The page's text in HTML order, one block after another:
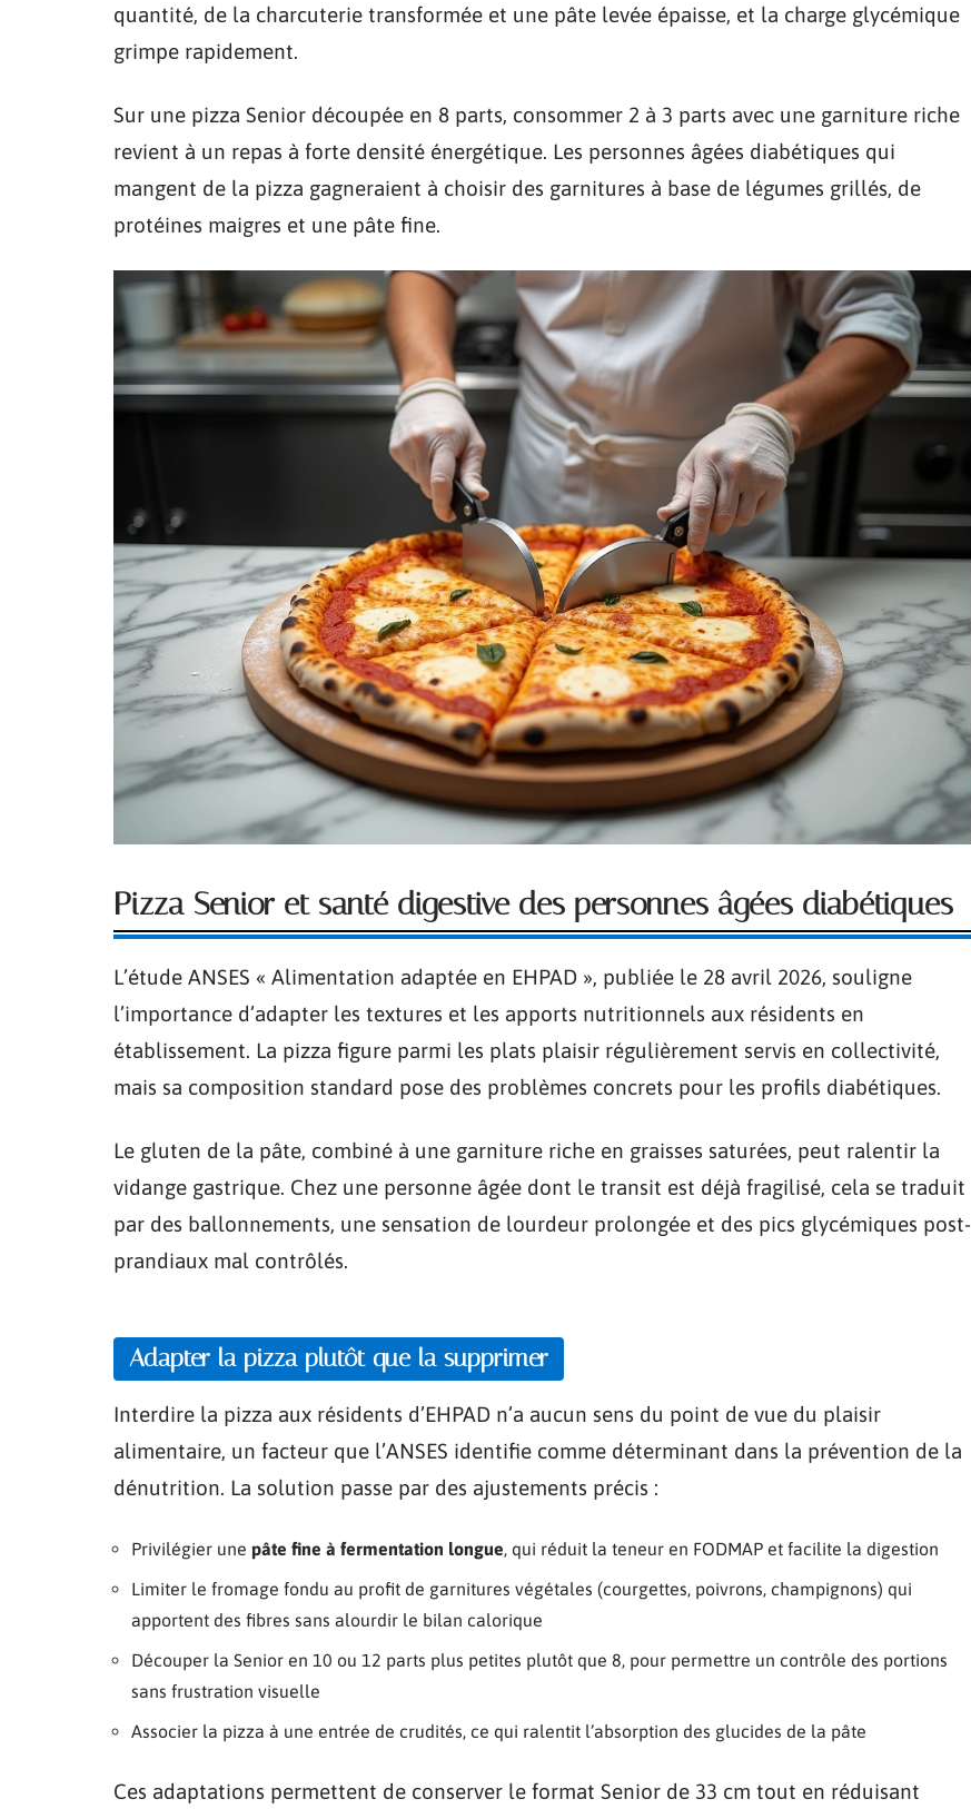
quantité, de la charcuterie transformée et une pâte levée épaisse, et la charge glycémique
grimpe rapidement.
Sur une pizza Senior découpée en 8 parts, consommer 2 à 3 parts avec une garniture riche
revient à un repas à forte densité énergétique. Les personnes âgées diabétiques qui
mangent de la pizza gagneraient à choisir des garnitures à base de légumes grillés, de
protéines maigres et une pâte fine.
Pizza Senior et santé digestive des personnes âgées diabétiques
L’étude ANSES « Alimentation adaptée en EHPAD », publiée le 28 avril 2026, souligne
l’importance d’adapter les textures et les apports nutritionnels aux résidents en
établissement. La pizza figure parmi les plats plaisir régulièrement servis en collectivité,
mais sa composition standard pose des problèmes concrets pour les profils diabétiques.
Le gluten de la pâte, combiné à une garniture riche en graisses saturées, peut ralentir la
vidange gastrique. Chez une personne âgée dont le transit est déjà fragilisé, cela se traduit
par des ballonnements, une sensation de lourdeur prolongée et des pics glycémiques post-
prandiaux mal contrôlés.
Adapter la pizza plutôt que la supprimer
Interdire la pizza aux résidents d’EHPAD n’a aucun sens du point de vue du plaisir
alimentaire, un facteur que l’ANSES identifie comme déterminant dans la prévention de la
dénutrition. La solution passe par des ajustements précis :
Privilégier une pâte fine à fermentation longue , qui réduit la teneur en FODMAP et facilite la digestion
Limiter le fromage fondu au profit de garnitures végétales (courgettes, poivrons, champignons) qui
apportent des fibres sans alourdir le bilan calorique
Découper la Senior en 10 ou 12 parts plus petites plutôt que 8, pour permettre un contrôle des portions
sans frustration visuelle
Associer la pizza à une entrée de crudités, ce qui ralentit l’absorption des glucides de la pâte
Ces adaptations permettent de conserver le format Senior de 33 cm tout en réduisant